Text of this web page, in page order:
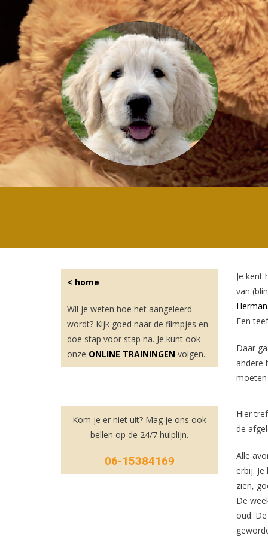
< home
Wil je weten hoe het aangeleerd
wordt? Kijk goed naar de filmpjes en
doe stap voor stap na. Je kunt ook
onze ONLINE TRAININGEN volgen.
Je kent
van
Een
Daar
andere
moeten
Kom je er niet uit? Mag je ons ook
bellen op de 24/7 hulplijn.
06-15384169
Hier
de
Alle
erbij.
zien,
De
oud.